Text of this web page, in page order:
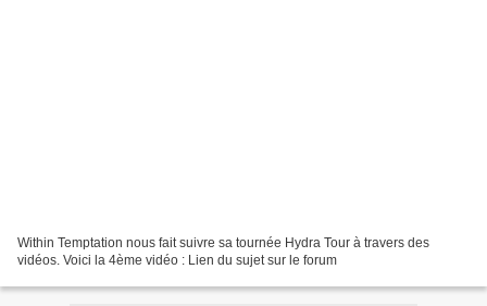
Within Temptation nous fait suivre sa tournée Hydra Tour à travers des
vidéos. Voici la 4ème vidéo : Lien du sujet sur le forum